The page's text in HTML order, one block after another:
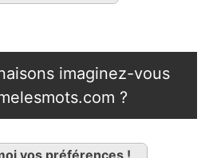
imaginez-vous
?
vos préférences !